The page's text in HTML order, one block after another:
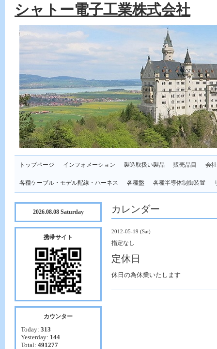
シャトー電子工業株式会社
トップページ インフォメーション 製造取扱い製品 販売品目 会
各種ケーブル・モデル配線・ハーネス 各種盤 各種半導体制御装置
カレンダー
2012-05-19 (Sat)
指定なし
定休日
休日の為休業いたします
2026.08.08 Saturday
携帯サイト
カウンター
Today: 313
Yesterday: 144
Total: 491277